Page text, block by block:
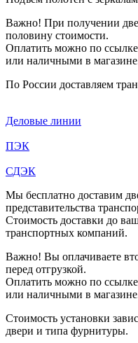
Важно! При получении
половину стоимости.
Оплатить можно по
или наличными в
По России доставляем
Деловые линии
ПЭК
СДЭК
Мы бесплатно доставим
представительства
Стоимость доставки до
транспортных компаний.
Важно! Вы оплачиваете
перед отгрузкой.
Оплатить можно по
или наличными в
Стоимость установки
двери и типа фурнитуры.